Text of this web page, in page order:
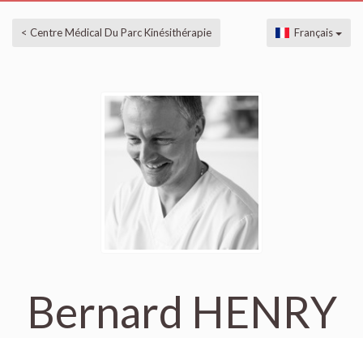
< Centre Médical Du Parc Kinésithérapie Français
Bernard HENRY